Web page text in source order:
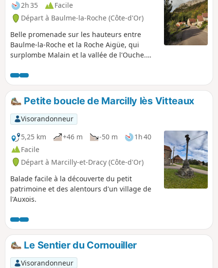
2h 35
Facile
Départ à Baulme-la-Roche (Côte-d'Or)
Belle promenade sur les hauteurs entre
Baulme-la-Roche et la Roche Aigüe, qui
surplombe Malain et la vallée de l'Ouche.
Douix, à l'entrée du village de Baulme-la-
Roche, avec une petite grotte, un lavoir
restauré et une retenue d'eau à proximité.
Vous traversez ce village pittoresque, et vous
pouvez admirer, d'en haut, le bocage
verdoyant qui s'étend entre Baulme la Roche
et Malain.
Petite boucle de Marcilly lès Vitteaux
Visorandonneur
5,25 km
+46 m -50 m
1h 40
Facile
Départ à Marcilly-et-Dracy (Côte-d'Or)
Balade facile à la découverte du petit
patrimoine et des alentours d'un village de
l'Auxois.
Le Sentier du Cornouiller
Visorandonneur